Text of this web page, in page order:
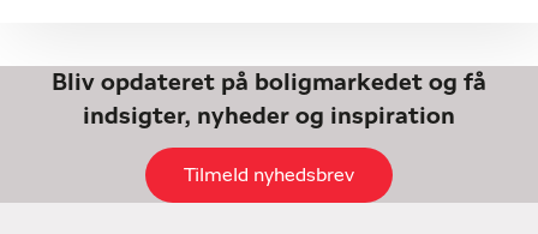
Bliv opdateret på boligmarkedet og få
indsigter, nyheder og inspiration
Tilmeld nyhedsbrev